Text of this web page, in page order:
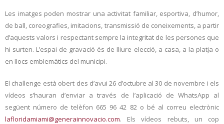
Les imatges poden mostrar una activitat familiar, esportiva, d’humor,
de ball, coreografies, imitacions, transmissió de coneixements, a partir
d’aquests valors i respectant sempre la integritat de les persones que
hi surten. L’espai de gravació és de lliure elecció, a casa, a la platja o
en llocs emblemàtics del municipi.
El challenge està obert des d’avui 26 d’octubre al 30 de novembre i els
vídeos s’hauran d’enviar a través de l’aplicació de WhatsApp al
següent número de telèfon 665 96 42 82 o bé al correu electrònic
lafloridamiami@generainnovacio.com. Els vídeos rebuts, un cop